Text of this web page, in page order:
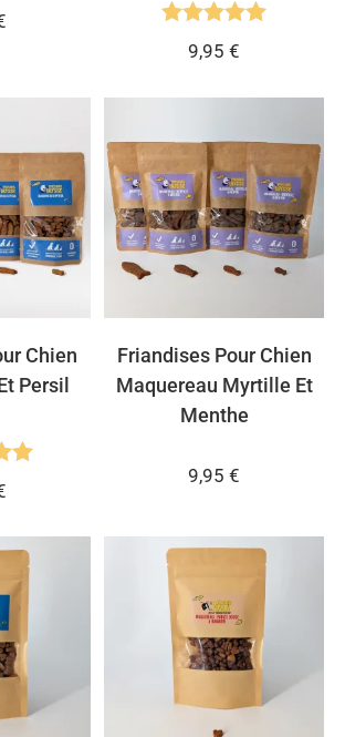
Note5.00
9,95€
Chien
Persil
Friandises Pour Chien
Maquereau Myrtille Et
Menthe
9,95€